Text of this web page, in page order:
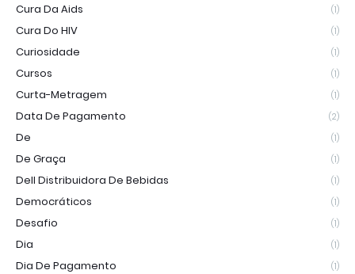
Cura Da Aids (1)
Cura Do HIV (1)
Curiosidade (1)
Cursos (1)
Curta-Metragem (1)
Data De Pagamento (2)
De (1)
De Graça (1)
Dell Distribuidora De Bebidas (1)
Democráticos (1)
Desafio (1)
Dia (1)
Dia De Pagamento (1)